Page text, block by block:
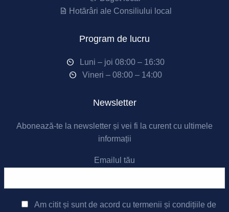
Hotărâri ale Consiliului local
Program de lucru
Luni – joi 08:00 – 16:30
Vineri – 08:00 – 14:00
Newsletter
Abonează-te la newsletter și vei fi la curent cu ultimele
informații
Emailul tău
Am citit și sunt de acord cu termenii și condițiile de